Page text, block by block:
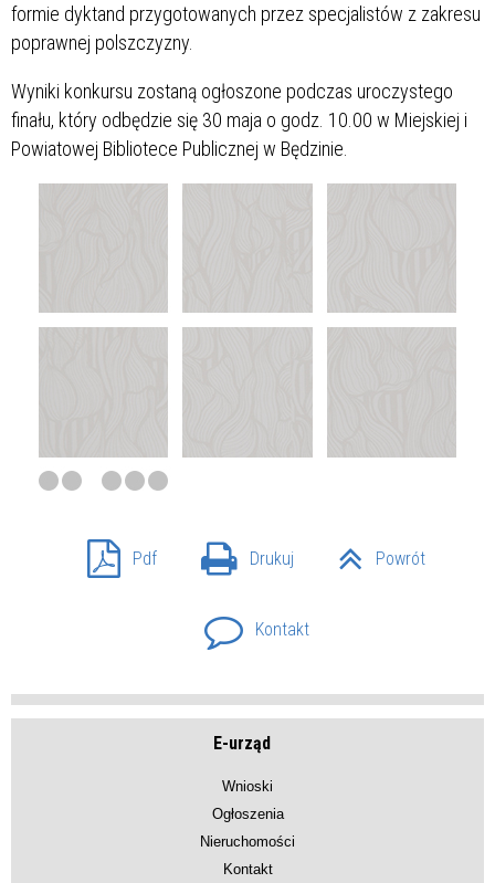
formie dyktand przygotowanych przez specjalistów z zakresu
poprawnej polszczyzny.
Wyniki konkursu zostaną ogłoszone podczas uroczystego
finału, który odbędzie się 30 maja o godz. 10.00 w Miejskiej i
Powiatowej Bibliotece Publicznej w Będzinie.
Pdf Drukuj Powrót
Kontakt
E-urząd
Wnioski
Ogłoszenia
Nieruchomości
Kontakt